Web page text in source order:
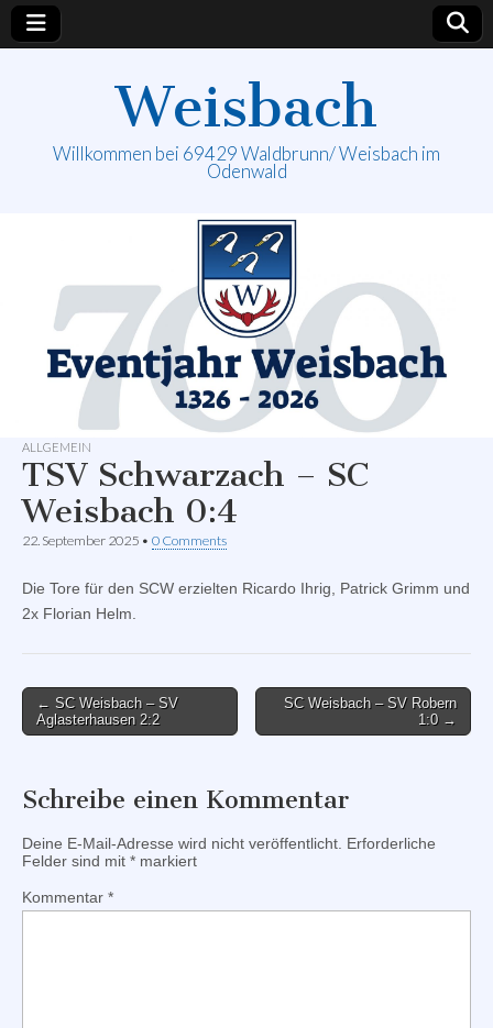
Weisbach
Willkommen bei 69429 Waldbrunn/ Weisbach im
Odenwald
ALLGEMEIN
TSV Schwarzach – SC
Weisbach 0:4
22. September 2025 • 0 Comments
Die Tore für den SCW erzielten Ricardo Ihrig, Patrick Grimm und
2x Florian Helm.
Post
navigation
← SC Weisbach – SV
Aglasterhausen 2:2
SC Weisbach – SV Robern
1:0 →
Schreibe einen Kommentar
Deine E-Mail-Adresse wird nicht veröffentlicht. Erforderliche
Felder sind mit * markiert
Kommentar *